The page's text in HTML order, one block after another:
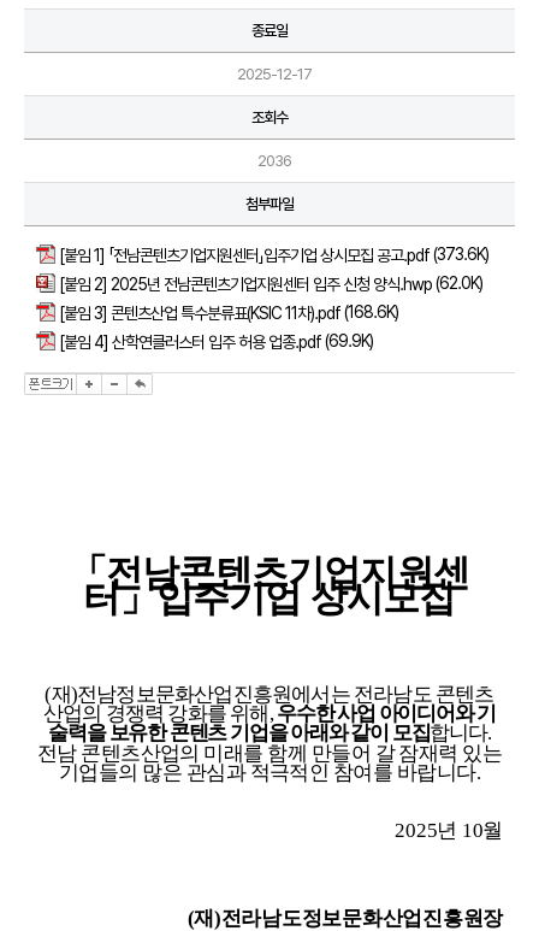
종료일
2025-12-17
조회수
2036
첨부파일
[붙임 1] 「전남콘텐츠기업지원센터」입주기업 상시모집 공고.pdf(373.6K)
[붙임 2] 2025년 전남콘텐츠기업지원센터 입주 신청 양식.hwp(62.0K)
[붙임 3] 콘텐츠산업 특수분류표(KSIC 11차).pdf(168.6K)
[붙임 4] 산학연클러스터 입주 허용 업종.pdf(69.9K)
「 전남콘텐츠기업지원센
터」입주기업 상시모집
(재)전남정보문화산업진흥원에서는 전라남도 콘텐츠
산업의 경쟁력 강화를 위해 , 우수한 사업 아이디어와 기
술력을 보유한 콘텐츠 기업을 아래와 같이 모집합니다.
전남 콘텐츠산업의 미래를 함께 만들어 갈 잠재력 있는
기업들의 많은 관심과 적극적인 참여를 바랍니다.
2025년 10월
(재)전라남도정보문화산업진흥원장